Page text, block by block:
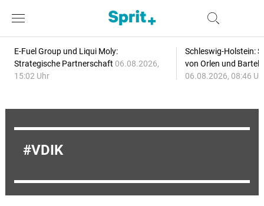
E-Fuel Group und Liqui Moly:
Strategische Partnerschaft 06.08.2026,
15:02 Uhr
Schleswig-Holstein:
von Orlen und
06.08.2026, 08:46
VDIK